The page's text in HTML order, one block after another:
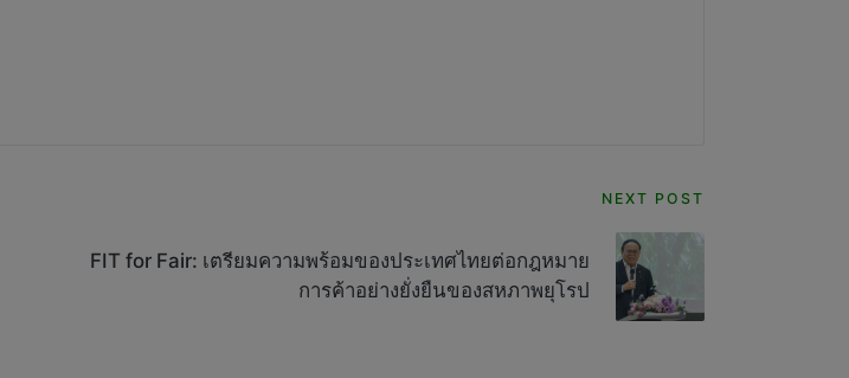
NEXT POST
FIT for Fair: เตรียมความพร้อมของประเทศไทยต่อกฎหมาย
การค้าอย่างยั่งยืนของสหภาพยุโรป